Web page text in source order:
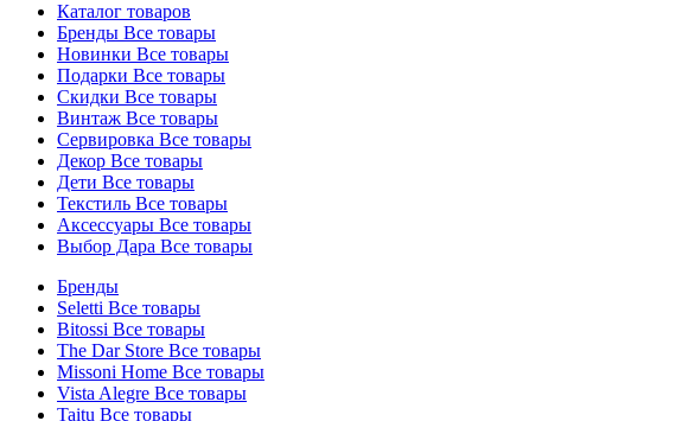
Каталог товаров
Бренды Все товары
Новинки Все товары
Подарки Все товары
Скидки Все товары
Винтаж Все товары
Сервировка Все товары
Декор Все товары
Дети Все товары
Текстиль Все товары
Аксессуары Все товары
Выбор Дара Все товары
Бренды
Seletti Все товары
Bitossi Все товары
The Dar Store Все товары
Missoni Home Все товары
Vista Alegre Все товары
Taitu Все товары